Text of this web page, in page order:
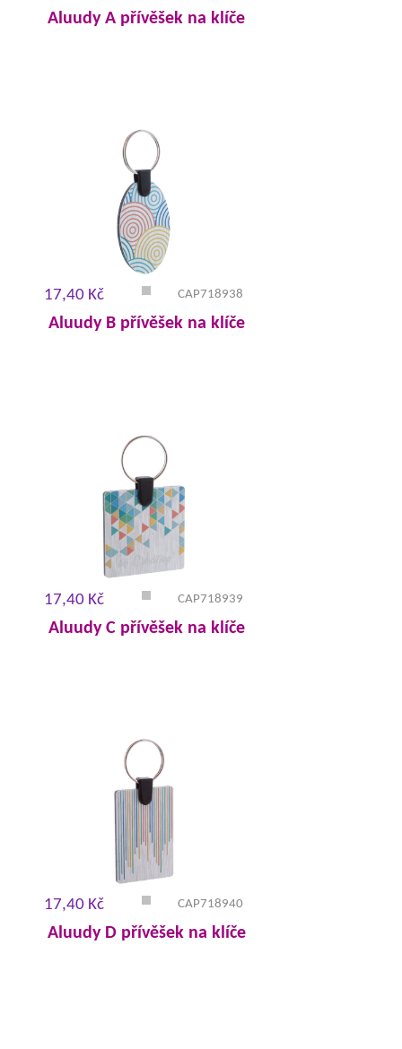
Aluudy A přívěšek na klíče
17,40 Kč CAP718938
Aluudy B přívěšek na klíče
17,40 Kč CAP718939
Aluudy C přívěšek na klíče
17,40 Kč CAP718940
Aluudy D přívěšek na klíče